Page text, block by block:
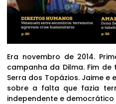
Era novembro de 2014.
campanha da Dilma. Fim de
Serra dos Topázios. Jaime
sobre a falta que fazia
independente e